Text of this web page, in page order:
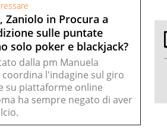
Zaniolo in Procura a
sulle puntate
solo poker e blackjack?
dalla pm Manuela
l'indagine sul giro
su piattaforme online
ha sempre negato di aver